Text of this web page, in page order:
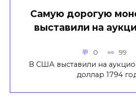
Самую дорогую
выставили на
0 99
В США выставили на
доллар 1794